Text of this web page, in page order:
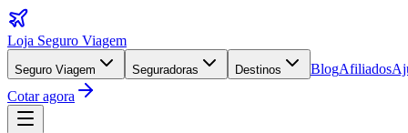
Loja Seguro Viagem
Seguro Viagem Seguradoras Destinos BlogAfiliados
Cotar agora